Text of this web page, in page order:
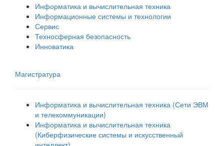
Информатика и вычислительная техника
Информационные системы и технологии
Сервис
Техносферная безопасность
Инноватика
Магистратура
Информатика и вычислительная техника (Сети ЭВМ
и телекоммуникации)
Информатика и вычислительная техника
(Киберфизические системы и искусственный